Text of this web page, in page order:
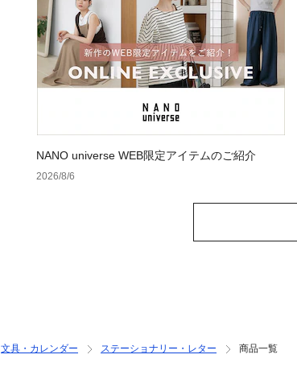
NANO universe WEB限定アイテムのご紹介
2026/8/6
文具・カレンダー ステーショナリー・レター 商品一覧